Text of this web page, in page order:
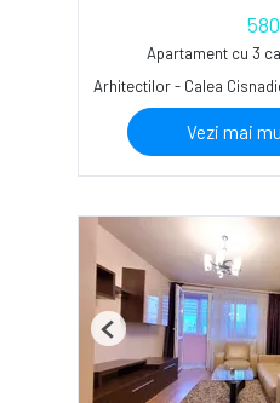
Apartament cu 3
Arhitectilor - Calea
Vezi mai
Previous